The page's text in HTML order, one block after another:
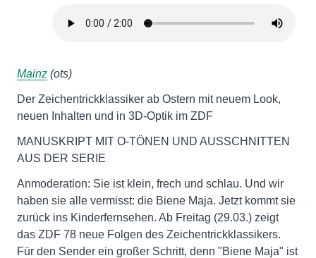
Mainz (ots)
Der Zeichentrickklassiker ab Ostern mit neuem Look,
neuen Inhalten und in 3D-Optik im ZDF
MANUSKRIPT MIT O-TÖNEN UND AUSSCHNITTEN
AUS DER SERIE
Anmoderation: Sie ist klein, frech und schlau. Und wir
haben sie alle vermisst: die Biene Maja. Jetzt kommt sie
zurück ins Kinderfernsehen. Ab Freitag (29.03.) zeigt
das ZDF 78 neue Folgen des Zeichentrickklassikers.
Für den Sender ein großer Schritt, denn "Biene Maja" ist